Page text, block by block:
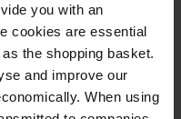
you with an
cookies are essential
the shopping basket.
and improve our
When using
zugleich: Feine
Das gut reinigende
jeden Haar- und
und verleiht
Sie das